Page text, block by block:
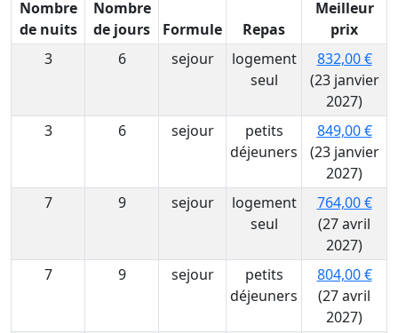
Nombre
de nuits
Nombre
de jours
Formule Repas
Meilleur
prix
3
6 sejour
logement
seul
832,00 €
(23 janvier
2027)
3
6 sejour
petits
déjeuners
849,00 €
(23 janvier
2027)
7
9 sejour
logement
seul
764,00 €
(27 avril
2027)
7
9 sejour
petits
déjeuners
804,00 €
(27 avril
2027)